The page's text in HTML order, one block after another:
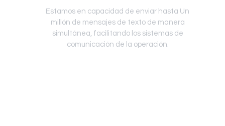
Estamos en capacidad de enviar hasta Un
millón de mensajes de texto de manera
simultánea, facilitando los sistemas de
comunicación de la operación.